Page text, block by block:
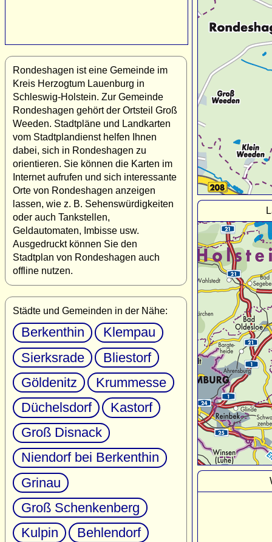
Rondeshagen ist eine Gemeinde im
Kreis Herzogtum Lauenburg in
Schleswig-Holstein. Zur Gemeinde
Rondeshagen gehört der Ortsteil Groß
Weeden. Stadtpläne und Landkarten
vom Stadtplandienst helfen Ihnen
dabei, sich in Rondeshagen zu
orientieren. Sie können die Karten im
Internet aufrufen und sich interessante
Orte von Rondeshagen anzeigen
lassen, wie z. B. Sehenswürdigkeiten
oder auch Tankstellen,
Geldautomaten, Imbisse usw.
Ausgedruckt können Sie den
Stadtplan von Rondeshagen auch
offline nutzen.
Städte und Gemeinden in der Nähe:
Berkenthin
Klempau
Sierksrade
Bliestorf
Göldenitz
Krummesse
Düchelsdorf
Kastorf
Groß Disnack
Niendorf bei Berkenthin
Grinau
Groß Schenkenberg
Kulpin
Behlendorf